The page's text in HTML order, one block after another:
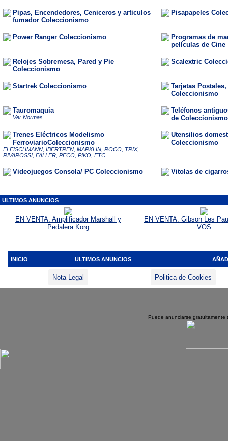
Pipas, Encendedores, Ceniceros y articulos
fumador Coleccionismo
Pisapapeles
Power Ranger Coleccionismo
Programas de
películas de Cine
Relojes Sobremesa, Pared y Pie
Coleccionismo
Scalextric
Startrek Coleccionismo
Tarjetas
Coleccionismo
Tauromaquia
Ver Normas
Teléfonos
de Coleccionismo
Trenes Eléctricos Modelismo
FerroviarioColeccionismo
FLEISCHMANN, IBERTREN, MARKLIN, ROCO, TRIX,
RIVAROSSI, FALLER, PECO, PIKO, ETC.
Utensilios
Coleccionismo
Videojuegos Consola/ PC Coleccionismo Vitolas de
ULTIMOS ANUNCIOS
EN VENTA: Amplificador Marshall y
Pedalera Korg
EN VENTA: Gibson Les
VOS
INICIO ULTIMOS ANUNCIOS
Nota Legal Politica de Cookies
Puede anunciarse